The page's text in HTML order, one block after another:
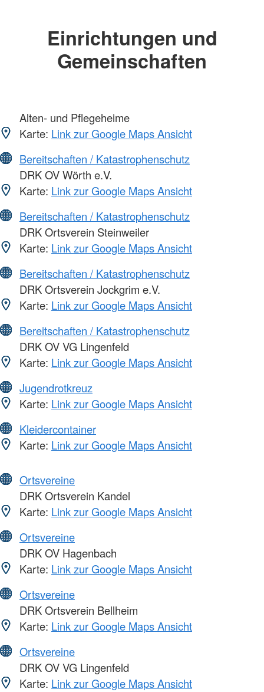
Einrichtungen und
Gemeinschaften
Alten- und Pflegeheime
Karte: Link zur Google Maps Ansicht
Bereitschaften / Katastrophenschutz
DRK OV Wörth e.V.
Karte: Link zur Google Maps Ansicht
Bereitschaften / Katastrophenschutz
DRK Ortsverein Steinweiler
Karte: Link zur Google Maps Ansicht
Bereitschaften / Katastrophenschutz
DRK Ortsverein Jockgrim e.V.
Karte: Link zur Google Maps Ansicht
Bereitschaften / Katastrophenschutz
DRK OV VG Lingenfeld
Karte: Link zur Google Maps Ansicht
Jugendrotkreuz
Karte: Link zur Google Maps Ansicht
Kleidercontainer
Karte: Link zur Google Maps Ansicht
Ortsvereine
DRK Ortsverein Kandel
Karte: Link zur Google Maps Ansicht
Ortsvereine
DRK OV Hagenbach
Karte: Link zur Google Maps Ansicht
Ortsvereine
DRK Ortsverein Bellheim
Karte: Link zur Google Maps Ansicht
Ortsvereine
DRK OV VG Lingenfeld
Karte: Link zur Google Maps Ansicht